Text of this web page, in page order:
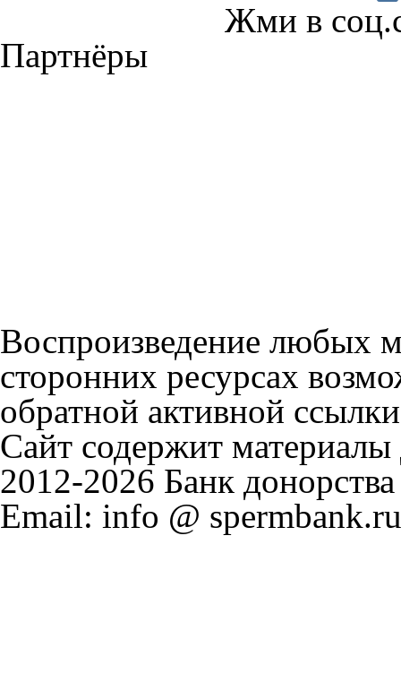
Жми в
Партнёры
Воспроизведение любых
сторонних ресурсах
обратной активной
Сайт содержит
2012-2026 Банк
Email: info @